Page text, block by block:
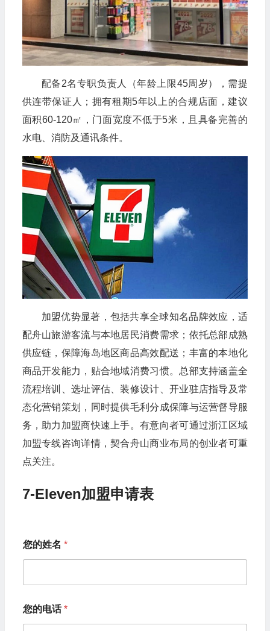
配备2名专职负责人（年龄上限45周岁），需提
供连带保证人；拥有租期5年以上的合规店面，建议
面积60-120㎡，门面宽度不低于5米，且具备完善的
水电、消防及通讯条件。
加盟优势显著，包括共享全球知名品牌效应，适
配舟山旅游客流与本地居民消费需求；依托总部成熟
供应链，保障海岛地区商品高效配送；丰富的本地化
商品开发能力，贴合地域消费习惯。总部支持涵盖全
流程培训、选址评估、装修设计、开业驻店指导及常
态化营销策划，同时提供毛利分成保障与运营督导服
务，助力加盟商快速上手。有意向者可通过浙江区域
加盟专线咨询详情，契合舟山商业布局的创业者可重
点关注。
7-Eleven加盟申请表
您的姓名 *
您的电话*